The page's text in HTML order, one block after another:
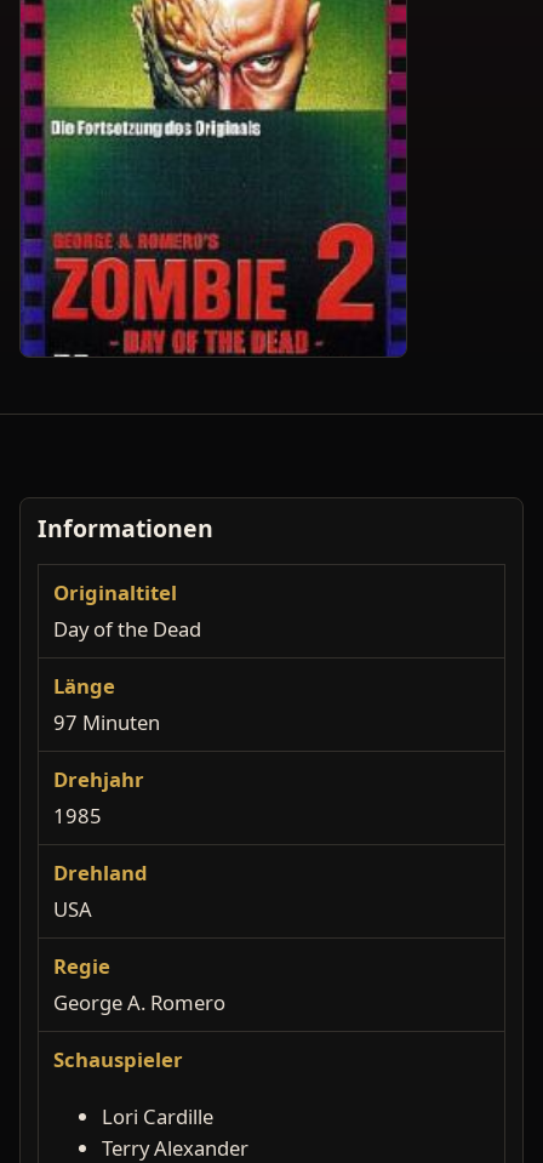
Informationen
Originaltitel
Day of the Dead
Länge
97 Minuten
Drehjahr
1985
Drehland
USA
Regie
George A. Romero
Schauspieler
Lori Cardille
Terry Alexander